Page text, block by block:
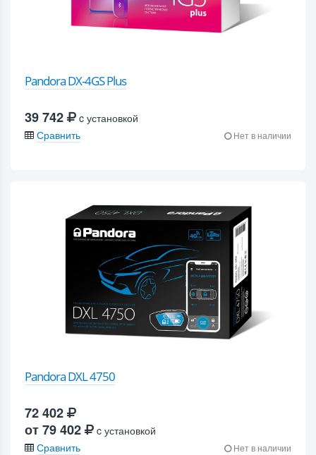
Pandora DX-4GS Plus
39 742
c установкой
Сравнить
Нет в наличии
Pandora DXL 4750
72 402
от 79 402
c установкой
Сравнить
Нет в наличии